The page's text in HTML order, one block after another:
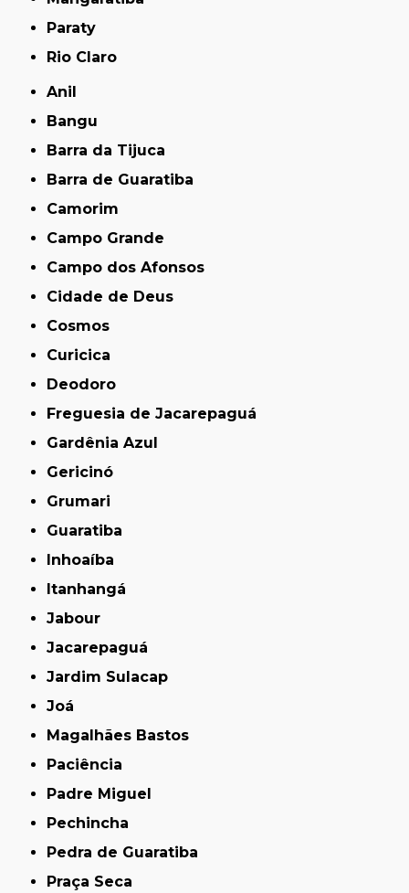
Paraty
Rio Claro
Anil
Bangu
Barra da Tijuca
Barra de Guaratiba
Camorim
Campo Grande
Campo dos Afonsos
Cidade de Deus
Cosmos
Curicica
Deodoro
Freguesia de Jacarepaguá
Gardênia Azul
Gericinó
Grumari
Guaratiba
Inhoaíba
Itanhangá
Jabour
Jacarepaguá
Jardim Sulacap
Joá
Magalhães Bastos
Paciência
Padre Miguel
Pechincha
Pedra de Guaratiba
Praça Seca